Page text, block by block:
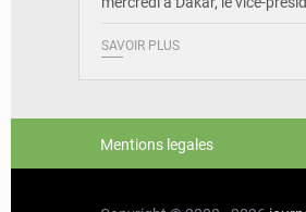
SAVOIR PLUS
Mentions legales